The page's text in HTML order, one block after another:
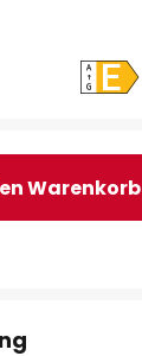
Warenkorb